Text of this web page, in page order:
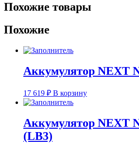
Похожие товары
Похожие
Аккумулятор NEXT
17 619 ₽ В корзину
Аккумулятор NEXT
(LB3)